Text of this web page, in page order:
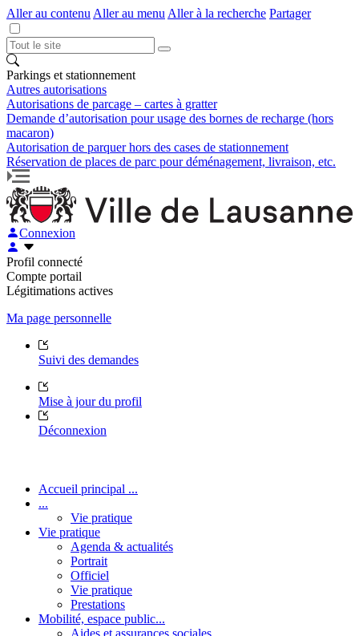
Aller au contenu Aller au menu Aller à la recherche Partager
Parkings et stationnement
Autres autorisations
Autorisations de parcage – cartes à gratter
Demande d’autorisation pour usage des bornes de recharge (hors
macaron)
Autorisation de parquer hors des cases de stationnement
Réservation de places de parc pour déménagement, livraison, etc.
Connexion
Profil connecté
Compte portail
Légitimations actives
Ma page personnelle
Suivi des demandes
Mise à jour du profil
Déconnexion
Accueil principal ...
...
Vie pratique
Vie pratique
Agenda & actualités
Portrait
Officiel
Vie pratique
Prestations
Mobilité, espace public...
Aides et assurances sociales